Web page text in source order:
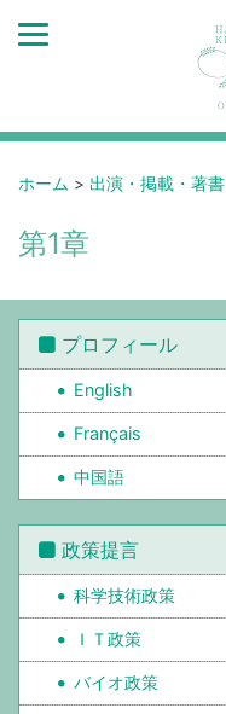
ホーム > 出演・掲載・著書
第1章
プロフィール
English
Français
中国語
政策提言
科学技術政策
ＩＴ政策
バイオ政策